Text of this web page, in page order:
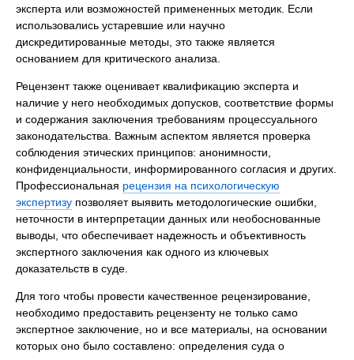
эксперта или возможностей примененных методик. Если
использовались устаревшие или научно
дискредитированные методы, это также является
основанием для критического анализа.
Рецензент также оценивает квалификацию эксперта и
наличие у него необходимых допусков, соответствие формы
и содержания заключения требованиям процессуального
законодательства. Важным аспектом является проверка
соблюдения этических принципов: анонимности,
конфиденциальности, информированного согласия и других.
Профессиональная рецензия на психологическую
экспертизу позволяет выявить методологические ошибки,
неточности в интерпретации данных или необоснованные
выводы, что обеспечивает надежность и объективность
экспертного заключения как одного из ключевых
доказательств в суде.
Для того чтобы провести качественное рецензирование,
необходимо предоставить рецензенту не только само
экспертное заключение, но и все материалы, на основании
которых оно было составлено: определения суда о